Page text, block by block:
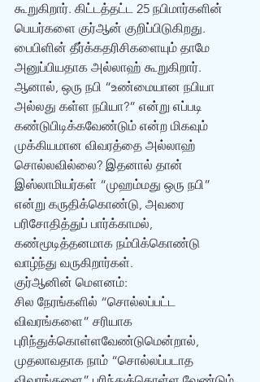
கூறுகிறார். கிட்டத்தட்ட 25 நபிமார்களின்
பெயர்களை குர்‍ஆன் குறிப்பிடுகிறது.
பைபிளின் தீர்க்கதரிசிகளையும் தாமே
அனுப்பியதாக அல்லாஹ் கூறுகிறார்.
ஆனால், ஒரு நபி “உண்மையான நபியா
அல்லது கள்ள நபியா?” என்று எப்படி
கண்டுபிடிக்கவேண்டும் என்ற மிகவும்
முக்கியமான விவரத்தை அல்லாஹ்
சொல்லவில்லை? இதனால் தான்
இஸ்லாமியர்கள் “முஹம்மது ஒரு நபி”
என்று கருதிக்கொண்டு, அவரை
பரிசோதித்துப் பார்க்காமல்,
கண்மூடித்தனமாக நம்பிக்கொண்டு
வாழ்ந்து வருகிறார்கள்.
குர்‍ஆனின் மௌனம்:
சில நேரங்களில் “சொல்லப்பட்ட
விவரங்களை” சரியாக
புரிந்துக்கொள்ளவேண்டுமென்றால்,
முதலாவதாக நாம் “சொல்லப்படாத